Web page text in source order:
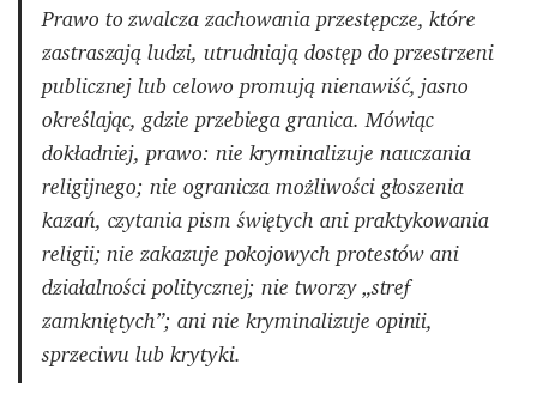
Prawo to zwalcza zachowania przestępcze, które
zastraszają ludzi, utrudniają dostęp do przestrzeni
publicznej lub celowo promują nienawiść, jasno
określając, gdzie przebiega granica. Mówiąc
dokładniej, prawo: nie kryminalizuje nauczania
religijnego; nie ogranicza możliwości głoszenia
kazań, czytania pism świętych ani praktykowania
religii; nie zakazuje pokojowych protestów ani
działalności politycznej; nie tworzy „stref
zamkniętych”; ani nie kryminalizuje opinii,
sprzeciwu lub krytyki.